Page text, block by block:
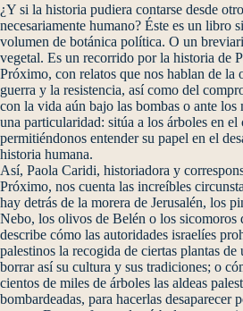
¿Y si la historia pudiera contarse desde
necesariamente humano? Éste es un libro
volumen de botánica política. O un
vegetal. Es un recorrido por la historia de
Próximo, con relatos que nos hablan de la
guerra y la resistencia, así como del
con la vida aún bajo las bombas o ante los
una particularidad: sitúa a los árboles en el
permitiéndonos entender su papel en el
historia humana.
Así, Paola Caridi, historiadora y
Próximo, nos cuenta las increíbles
hay detrás de la morera de Jerusalén, los
Nebo, los olivos de Belén o los sicomoros
describe cómo las autoridades israelíes
palestinos la recogida de ciertas plantas de
borrar así su cultura y sus tradiciones; o
cientos de miles de árboles las aldeas
bombardeadas, para hacerlas desaparecer